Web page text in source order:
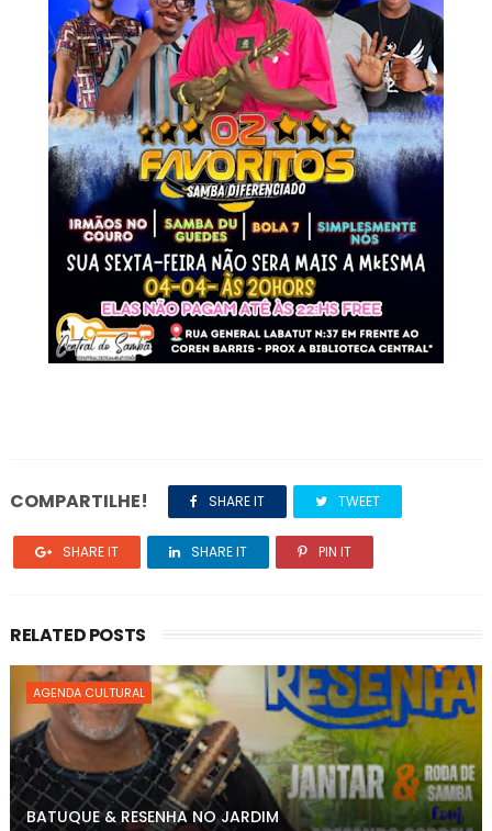
COMPARTILHE! SHARE IT TWEET
SHARE IT SHARE IT PIN IT
RELATED POSTS
AGENDA CULTURAL
BATUQUE & RESENHA NO JARDIM